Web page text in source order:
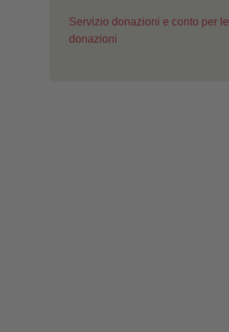
Servizio donazioni e conto per le
donazioni